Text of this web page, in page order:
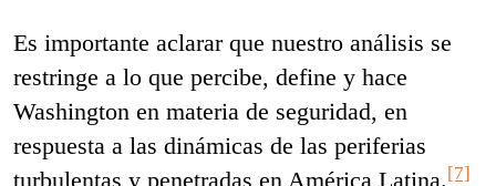
Es importante aclarar que nuestro análisis se
restringe a lo que percibe, define y hace
Washington en materia de seguridad, en
respuesta a las dinámicas de las periferias
turbulentas y penetradas en América Latina.[7]